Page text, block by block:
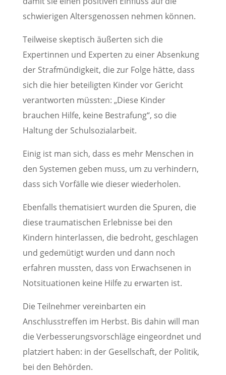
schwierigen Altersgenossen nehmen können.
Teilweise skeptisch äußerten sich die
Expertinnen und Experten zu einer Absenkung
der Strafmündigkeit, die zur Folge hätte, dass
sich die hier beteiligten Kinder vor Gericht
verantworten müssten: „Diese Kinder
brauchen Hilfe, keine Bestrafung“, so die
Haltung der Schulsozialarbeit.
Einig ist man sich, dass es mehr Menschen in
den Systemen geben muss, um zu verhindern,
dass sich Vorfälle wie dieser wiederholen.
Ebenfalls thematisiert wurden die Spuren, die
diese traumatischen Erlebnisse bei den
Kindern hinterlassen, die bedroht, geschlagen
und gedemütigt wurden und dann noch
erfahren mussten, dass von Erwachsenen in
Notsituationen keine Hilfe zu erwarten ist.
Die Teilnehmer vereinbarten ein
Anschlusstreffen im Herbst. Bis dahin will man
die Verbesserungsvorschläge eingeordnet und
platziert haben: in der Gesellschaft, der Politik,
bei den Behörden.